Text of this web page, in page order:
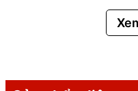
Inox hoặc
Kết nối mặt bích:ISO